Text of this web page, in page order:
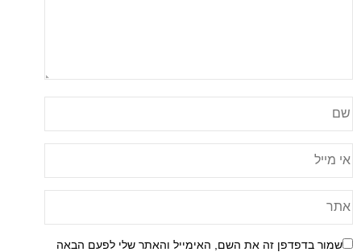
שמור בדפדפן זה את השם, האימייל והאתר שלי לפעם הבאה